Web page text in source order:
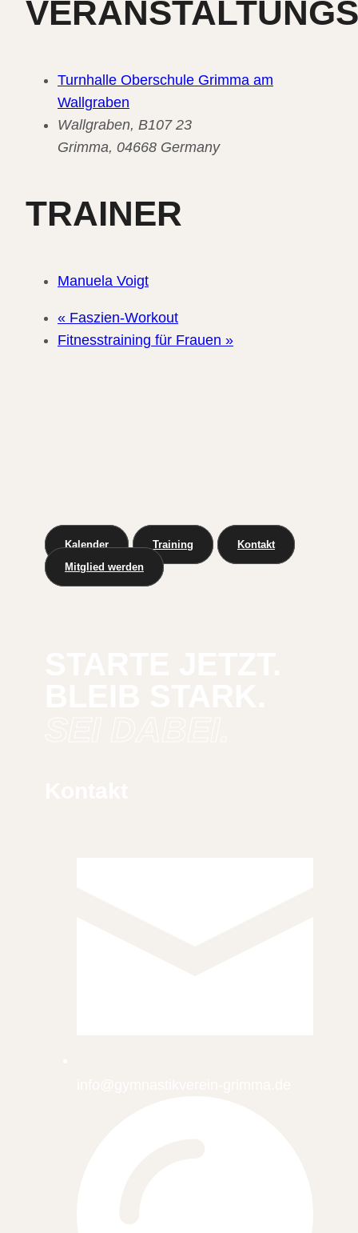
Turnhalle Oberschule Grimma am
Wallgraben
Wallgraben, B107 23
Grimma, 04668 Germany
TRAINER
Manuela Voigt
« Faszien-Workout
Fitnesstraining für Frauen »
Kalender Training
Kontakt
Mitglied werden